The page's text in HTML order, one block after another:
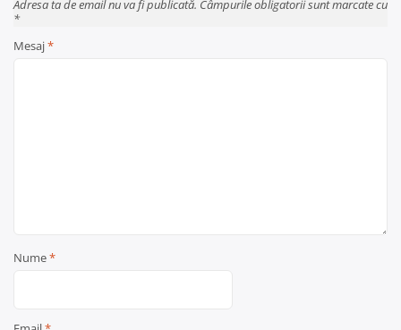
Adresa ta de email nu va fi publicată. Câmpurile obligatorii sunt marcate cu
*
Mesaj*
Nume*